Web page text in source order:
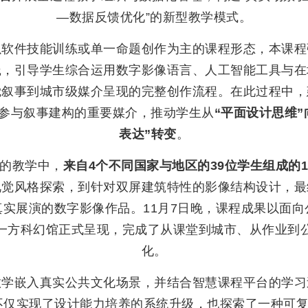
—数据反馈优化”的新型教学模式。
件技能训练或单一命题创作为主的课程形态，本课
引导学生综合运用数字影像语言、人工智能工具与
事到城市级媒介呈现的完整创作流程。在此过程中
与叙事建构的重要媒介，推动学生从 “平面设计思维
表达”转变。
教学中， 来自4个不同国家与地区的39位学生组成的
风格探索，到针对双屏建筑特性的影像结构设计，
展演的数字影像作品。11月7日晚，课程成果以面
方科幻馆正式呈现，完成了从课堂到城市、从作业到
化。
嵌入真实公共文化场景，并结合智慧课程平台的学
实现了设计能力培养的系统升级，也探索了一种可